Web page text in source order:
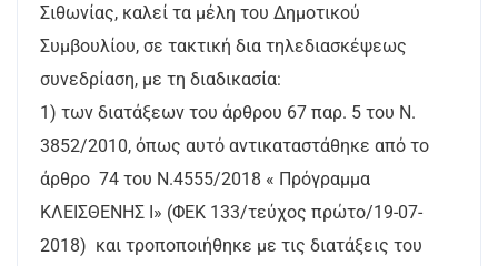
Σιθωνίας, καλεί τα μέλη του Δημοτικού
Συμβουλίου, σε τακτική δια τηλεδιασκέψεως
συνεδρίαση, με τη διαδικασία:
1) των διατάξεων του άρθρου 67 παρ. 5 του Ν.
3852/2010, όπως αυτό αντικαταστάθηκε από το
άρθρο 74 του Ν.4555/2018 « Πρόγραμμα
ΚΛΕΙΣΘΕΝΗΣ Ι» (ΦΕΚ 133/τεύχος πρώτο/19-07-
2018) και τροποποιήθηκε με τις διατάξεις του